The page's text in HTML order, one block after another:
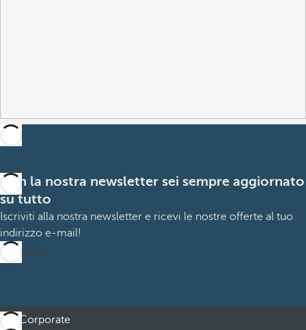
Con la nostra newsletter sei sempre aggiornato
su tutto
Iscriviti alla nostra newsletter e ricevi le nostre offerte al tuo
indirizzo e-mail!
Iscrizione
Corporate